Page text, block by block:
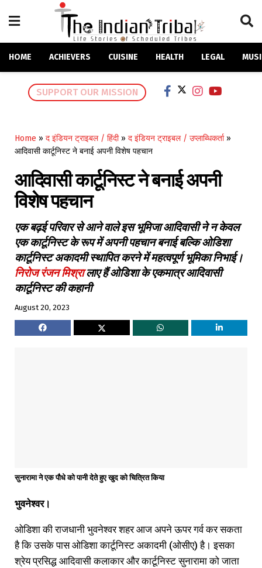
HOME ACHIEVERS CUISINE HEALTH LEGAL
SUPPORT OUR MISSION
Home » द इंडियन ट्राइबल / हिंदी» द इंडियन ट्राइबल / उप्लाब्धिकर्ता»
आदिवासी कार्टूनिस्ट ने बनाई अपनी विशेष पहचान
आदिवासी कार्टूनिस्ट ने बनाई अपनी
विशेष पहचान
एक बढ़ई परिवार से आने वाले इस भूमिजा आदिवासी ने न केवल
एक कार्टूनिस्ट के रूप में अपनी पहचान बनाई बल्कि ओडिशा
कार्टूनिस्ट अकादमी स्थापित करने में महत्वपूर्ण भूमिका निभाई।
निरोज रंजन मिश्रालाए हैं ओडिशा के एकमात्र आदिवासी
कार्टूनिस्ट की कहानी
August 20, 2023
सुनारामा ने एक पौधे को पानी देते हुए खुद को चित्रित किया
भुवनेश्वर।
ओडिशा की राजधानी भुवनेश्वर शहर आज अपने ऊपर गर्व कर सकता
है कि उसके पास ओडिशा कार्टूनिस्ट अकादमी (ओसीए) है। इसका
श्रेय प्रसिद्ध आदिवासी कलाकार और कार्टूनिस्ट सुनारामा को जाता